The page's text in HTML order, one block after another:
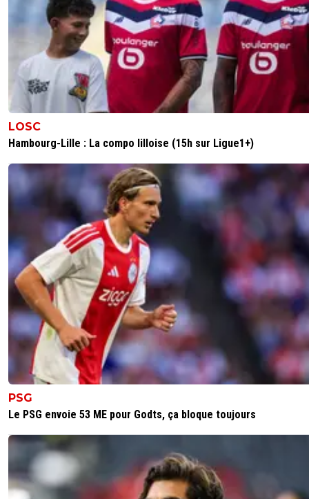
LOSC
Hambourg-Lille : La compo lilloise (15h sur Ligue1+)
PSG
Le PSG envoie 53 ME pour Godts, ça bloque toujours